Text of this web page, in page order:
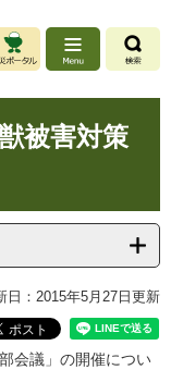
被害対策
日：2015年5月27日更新
会議」の開催につい